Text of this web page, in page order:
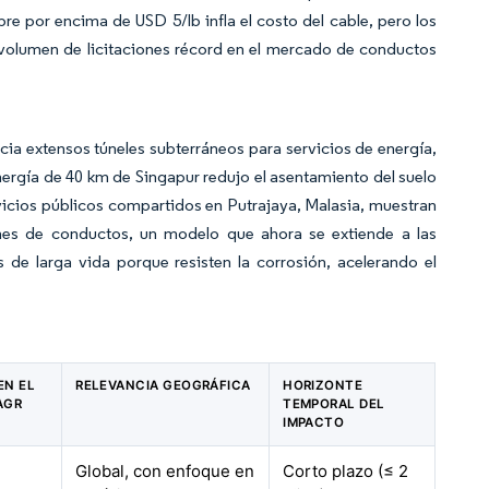
por encima de USD 5/lb infla el costo del cable, pero los
de licitaciones récord en el mercado de conductos
extensos túneles subterráneos para servicios de energía,
de 40 km de Singapur redujo el asentamiento del suelo
públicos compartidos en Putrajaya, Malasia, muestran
de conductos, un modelo que ahora se extiende a las
larga vida porque resisten la corrosión, acelerando el
EL
RELEVANCIA GEOGRÁFICA
HORIZONTE
TEMPORAL DEL
IMPACTO
Global, con enfoque en
Corto plazo (≤ 2